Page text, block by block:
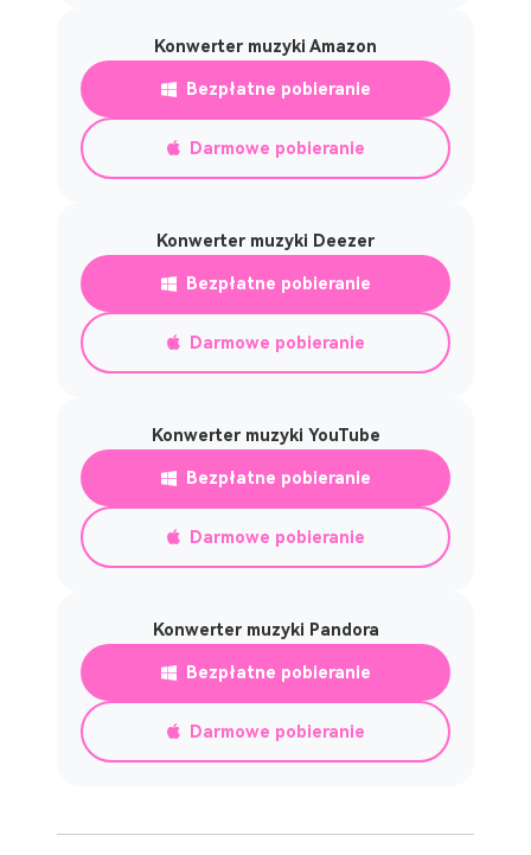
Konwerter muzyki Amazon
Bezpłatne pobieranie
Darmowe pobieranie
Konwerter muzyki Deezer
Bezpłatne pobieranie
Darmowe pobieranie
Konwerter muzyki YouTube
Bezpłatne pobieranie
Darmowe pobieranie
Konwerter muzyki Pandora
Bezpłatne pobieranie
Darmowe pobieranie